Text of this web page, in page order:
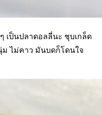
เป็นปลาดอลลี่นะ ชุบเกล็ด
ไม่คาว มันบดก็โดนใจ